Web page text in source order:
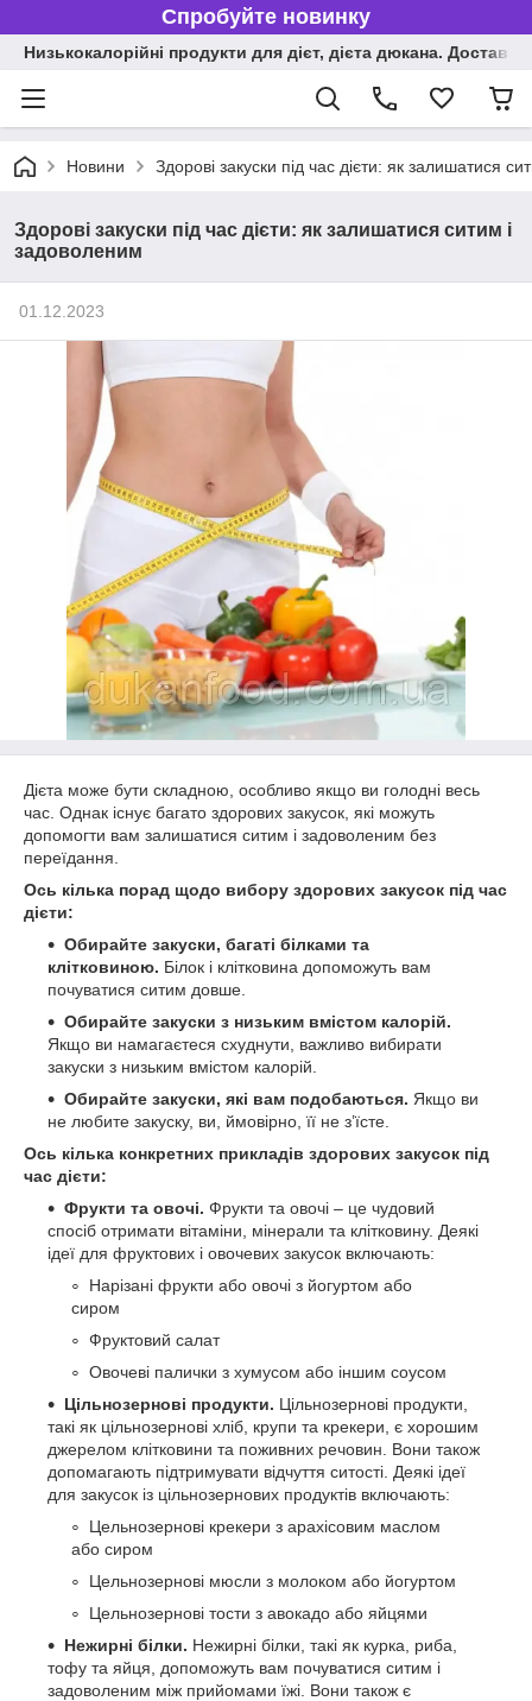
Спробуйте новинку
Низькокалорійні продукти для дієт, дієта дюкана. Доставка
Новини Здорові закуски під час дієти: як залишатися
Здорові закуски під час дієти: як залишатися ситим і
задоволеним
01.12.2023
Дієта може бути складною, особливо якщо ви голодні весь
час. Однак існує багато здорових закусок, які можуть
допомогти вам залишатися ситим і задоволеним без
переїдання.
Ось кілька порад щодо вибору здорових закусок під час
дієти:
Обирайте закуски, багаті білками та
клітковиною. Білок і клітковина допоможуть вам
почуватися ситим довше.
Обирайте закуски з низьким вмістом калорій.
Якщо ви намагаєтеся схуднути, важливо вибирати
закуски з низьким вмістом калорій.
Обирайте закуски, які вам подобаються. Якщо ви
не любите закуску, ви, ймовірно, її не з’їсте.
Ось кілька конкретних прикладів здорових закусок під
час дієти:
Фрукти та овочі. Фрукти та овочі – це чудовий
спосіб отримати вітаміни, мінерали та клітковину. Деякі
ідеї для фруктових і овочевих закусок включають:
Нарізані фрукти або овочі з йогуртом або
сиром
Фруктовий салат
Овочеві палички з хумусом або іншим соусом
Цільнозернові продукти. Цільнозернові продукти,
такі як цільнозернові хліб, крупи та крекери, є хорошим
джерелом клітковини та поживних речовин. Вони також
допомагають підтримувати відчуття ситості. Деякі ідеї
для закусок із цільнозернових продуктів включають:
Цельнозернові крекери з арахісовим маслом
або сиром
Цельнозернові мюсли з молоком або йогуртом
Цельнозернові тости з авокадо або яйцями
Нежирні білки. Нежирні білки, такі як курка, риба,
тофу та яйця, допоможуть вам почуватися ситим і
задоволеним між прийомами їжі. Вони також є